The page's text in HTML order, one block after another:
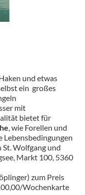
und etwas
ein großes
mit
bietet für
, wie Forellen und
Lebensbedingungen
Wolfgang und
Markt 100, 5360
zum Preis
Wochenkarte